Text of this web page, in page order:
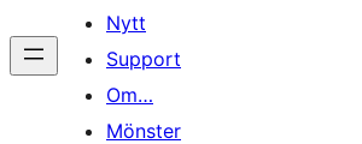
Nytt
Support
Om…
Mönster